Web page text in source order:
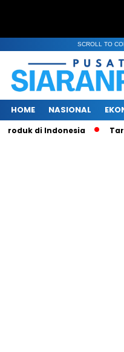
SCROLL TO
HOME NASIONAL
di Indonesia Tarif